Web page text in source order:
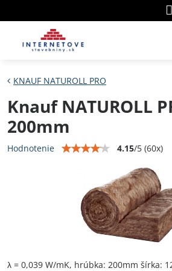
KNAUF NATUROLL PRO
Knauf NATUROLL
200mm
Hodnotenie 4.15/5 (60x)
λ = 0,039 W/mK, hrúbka: 200mm šírka: